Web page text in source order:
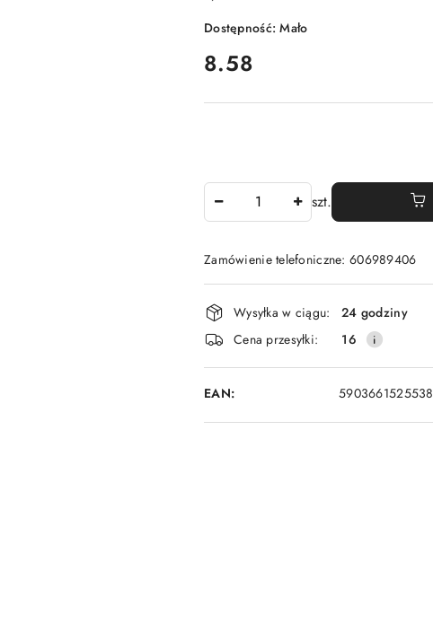
Dostępność:Mało
cena:
8.58
szt.
Zamówienie telefoniczne: 606989406
Dostępność
i
dostawa
Wysyłka w ciągu:
24 godziny
Cena przesyłki:
16
EAN: 5903661525538